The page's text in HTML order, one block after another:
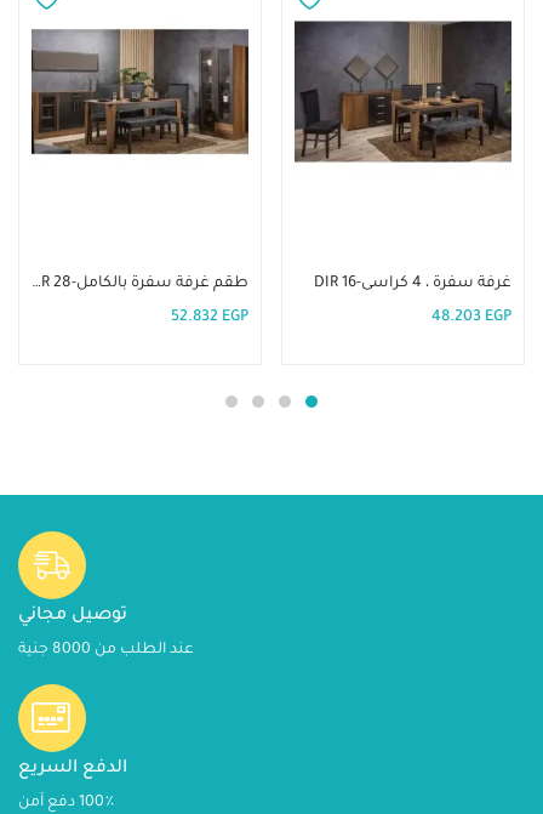
غرفة سفرة ، 4 كراسى-DIR 16
48.203 EGP
طقم غرفة سفرة بالكامل-DIR 28
52.832 EGP
توصيل مجاني
عند الطلب من 8000 جنية
الدفع السريع
100٪ دفع آمن